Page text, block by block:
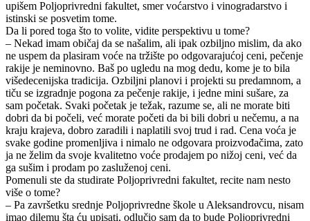
upišem Poljoprivredni fakultet, smer voćarstvo i vinogradarstvo i
istinski se posvetim tome.
Da li pored toga što to volite, vidite perspektivu u tome?
– Nekad imam običaj da se našalim, ali ipak ozbiljno mislim, da ako
ne uspem da plasiram voće na tržište po odgovarajućoj ceni, pečenje
rakije je neminovno. Baš po ugledu na mog dedu, kome je to bila
višedecenijska tradicija. Ozbiljni planovi i projekti su predamnom, a
tiču se izgradnje pogona za pečenje rakije, i jedne mini sušare, za
sam početak. Svaki početak je težak, razume se, ali ne morate biti
dobri da bi počeli, već morate početi da bi bili dobri u nečemu, a na
kraju krajeva, dobro zaradili i naplatili svoj trud i rad. Cena voća je
svake godine promenljiva i nimalo ne odgovara proizvođačima, zato
ja ne želim da svoje kvalitetno voće prodajem po nižoj ceni, već da
ga sušim i prodam po zasluženoj ceni.
Pomenuli ste da studirate Poljoprivredni fakultet, recite nam nesto
više o tome?
– Pa završetku srednje Poljoprivredne škole u Aleksandrovcu, nisam
imao dilemu šta ću upisati, odlučio sam da to bude Poljoprivredni